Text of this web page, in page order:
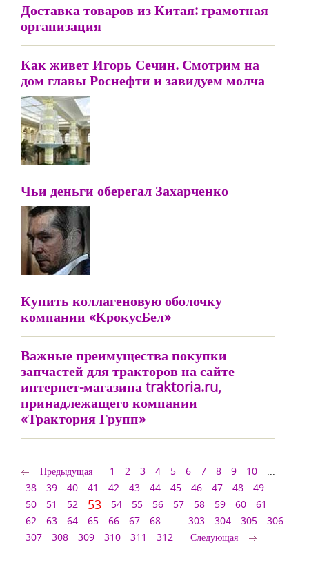
Доставка товаров из Китая: грамотная
организация
Как живет Игорь Сечин. Смотрим на
дом главы Роснефти и завидуем молча
Чьи деньги оберегал Захарченко
Купить коллагеновую оболочку
компании «КрокусБел»
Важные преимущества покупки
запчастей для тракторов на сайте
интернет-магазина traktoria.ru,
принадлежащего компании
«Трактория Групп»
Предыдущая 1 2 3 4 5 6 7 8 9 10
...
38
39 40 41 42 43 44 45 46 47 48
49
50
51 52 53 54 55 56 57 58 59 60
61
62
63 64 65 66 67 68 ... 303 304 305
306
307
308 309 310 311 312 Следующая